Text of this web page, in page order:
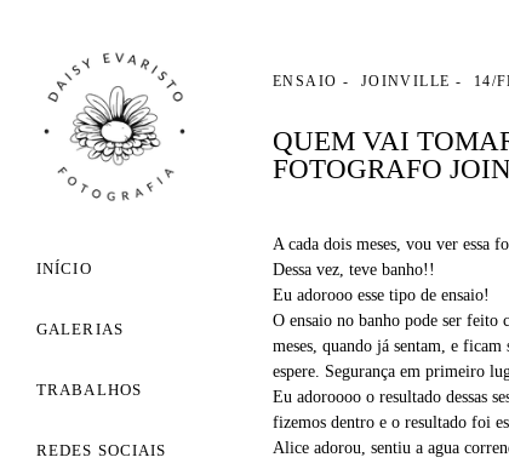
INÍCIO
GALERIAS
TRABALHOS
REDES SOCIAIS
ENSAIO JOINVILLE 14/
QUEM VAI
FOTOGRAFO
A cada dois meses, vou ver essa
Dessa vez, teve banho!!
Eu adorooo esse tipo de ensaio!
O ensaio no banho pode ser feito
meses, quando já sentam, e
espere. Segurança em primeiro
Eu adoroooo o resultado dessas
fizemos dentro e o resultado foi
Alice adorou, sentiu a agua